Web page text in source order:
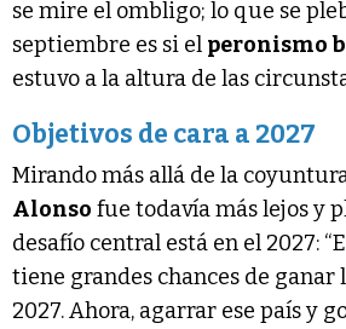
se mire el ombligo; lo que se
septiembre es si el peronismo
estuvo a la altura de las
Objetivos de cara a 2027
Mirando más allá de la
Alonso fue todavía más lejos y
desafío central está en el 2027:
tiene grandes chances de ganar
2027. Ahora, agarrar ese país y